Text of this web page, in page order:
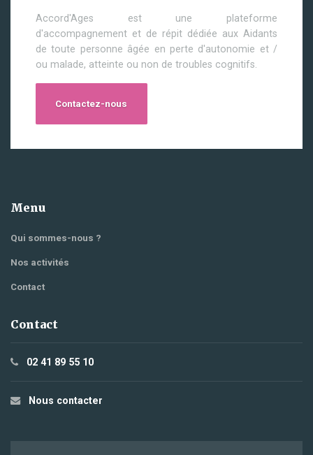
Accord'Ages est une plateforme
d'accompagnement et de répit dédiée aux Aidants
de toute personne âgée en perte d'autonomie et /
ou malade, atteinte ou non de troubles cognitifs.
Contactez-nous
Menu
Qui sommes-nous ?
Nos activités
Contact
Contact
02 41 89 55 10
Nous contacter